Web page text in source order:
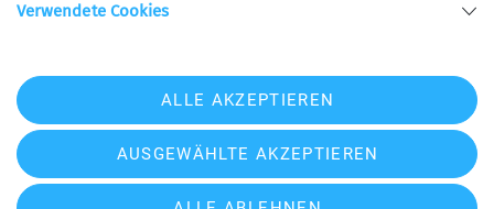
Sektion Universitäts - Sportclub München des Deutschen Alpenvereins e.V.
Telefon +498935789940
Datenschutz-Einstellungen
Datenschutz
Verwendete Cookies
ALLE AKZEPTIEREN
AUSGEWÄHLTE AKZEPTIEREN